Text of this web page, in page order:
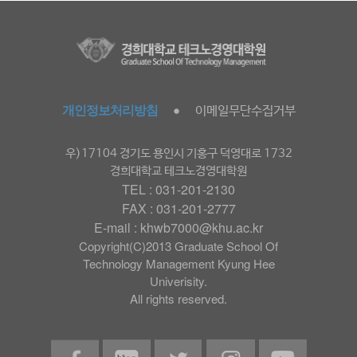
개인정보처리방침 ● 이메일무단수집거부
우)17104 경기도 용인시 기홍구 덕영대로 1732
경희대학교 테크노경영대학원
TEL : 031-201-2130
FAX : 031-201-2777
E-mail : khwb7000@khu.ac.kr
Copyright(C)2013 Graduate School Of
Technology Management Kyung Hee
Univerisity.
All rights reserved.